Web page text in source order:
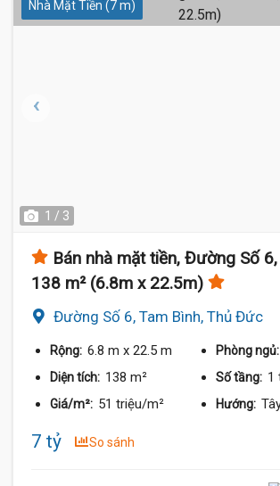
Nhà Mặt Tiền (7 m)
1 / 3
Bán nhà mặt tiền, Đường Số
138 m² (6.8m x 22.5m)
Đường Số 6, Tam Bình, Thủ Đức
Rộng: 6.8 m x 22.5 m Phòng ngủ:
Diện tích: 138 m² Số tầng: 1
Giá/m²: 51 triệu/m² Hướng:
7 tỷ So sánh